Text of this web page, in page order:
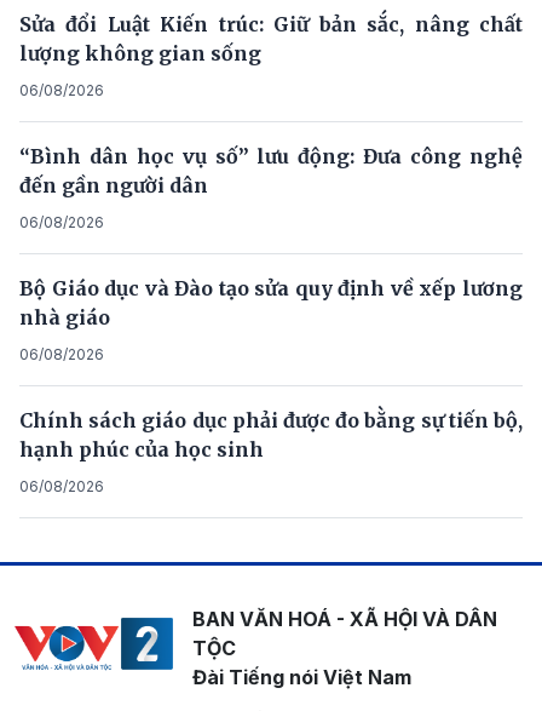
Sửa đổi Luật Kiến trúc: Giữ bản sắc, nâng chất
lượng không gian sống
06/08/2026
“Bình dân học vụ số” lưu động: Đưa công nghệ
đến gần người dân
06/08/2026
Bộ Giáo dục và Đào tạo sửa quy định về xếp lương
nhà giáo
06/08/2026
Chính sách giáo dục phải được đo bằng sự tiến bộ,
hạnh phúc của học sinh
06/08/2026
BAN VĂN HOÁ - XÃ HỘI VÀ DÂN
TỘC
Đài Tiếng nói Việt Nam